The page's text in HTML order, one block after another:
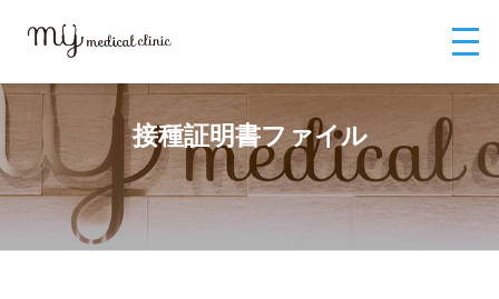
接種証明書ファイル